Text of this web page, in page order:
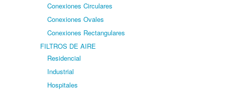
Conexiones Circulares
Conexiones Ovales
Conexiones Rectangulares
FILTROS DE AIRE
Residencial
Industrial
Hospitales